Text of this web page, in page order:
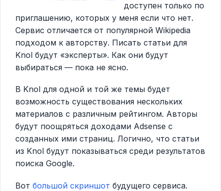
доступен только по
приглашению, которых у меня если что нет.
Сервис отличается от популярной Wikipedia
подходом к авторству. Писать статьи для
Knol будут «эксперты». Как они будут
выбираться — пока не ясно.
В Knol для одной и той же темы будет
возможность существования нескольких
материалов с различным рейтингом. Авторы
будут поощряться доходами Adsense с
созданных ими страниц. Логично, что статьи
из Knol будут показываться среди результатов
поиска Google.
Вот большой скриншот будущего сервиса.